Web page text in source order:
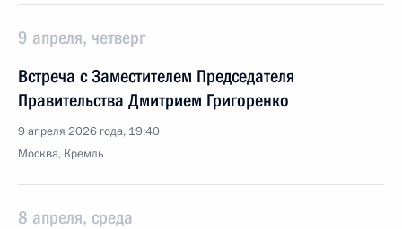
9 апреля, четверг
Встреча с Заместителем Председателя
Правительства Дмитрием Григоренко
9 апреля 2026 года, 19:40
Москва, Кремль
8 апреля, среда